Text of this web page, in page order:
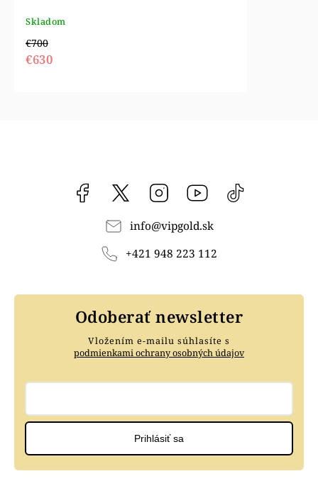
Skladom
€700
€630
Facebook vipgoldsk Instagram YouTube
info@vipgold.sk
+421 948 223 112
Odoberať newsletter
Vložením e-mailu súhlasíte s
podmienkami ochrany osobných údajov
Prihlásiť sa